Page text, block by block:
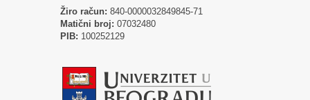
Žiro račun: 840-0000032849845-71
Matični broj: 07032480
PIB: 100252129